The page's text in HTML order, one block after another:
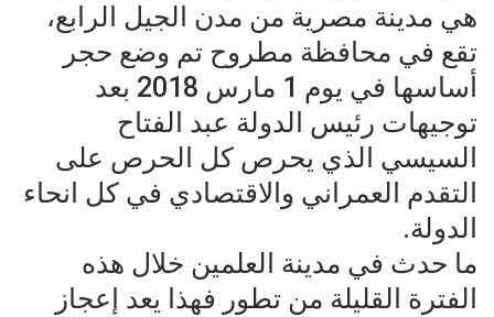
هي مدينة مصرية من مدن الجيل الرابع،
تقع في محافظة مطروح تم وضع حجر
أساسها في يوم 1 مارس 2018 بعد
توجيهات رئيس الدولة عبد الفتاح
السيسي الذي يحرص كل الحرص على
التقدم العمراني والاقتصادي في كل انحاء
الدولة.
ما حدث في مدينة العلمين خلال هذه
الفترة القليلة من تطور فهذا يعد إعجاز